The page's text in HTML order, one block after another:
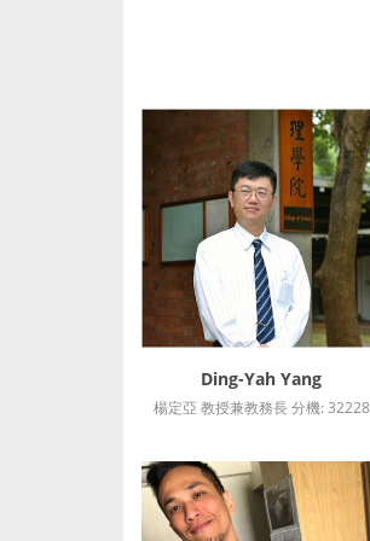
詳細資訊
Ding-Yah Yang
楊定亞 教授兼教務長 分機: 32228